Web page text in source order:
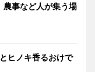
事など人が集う場
ヒノキ香るおけで